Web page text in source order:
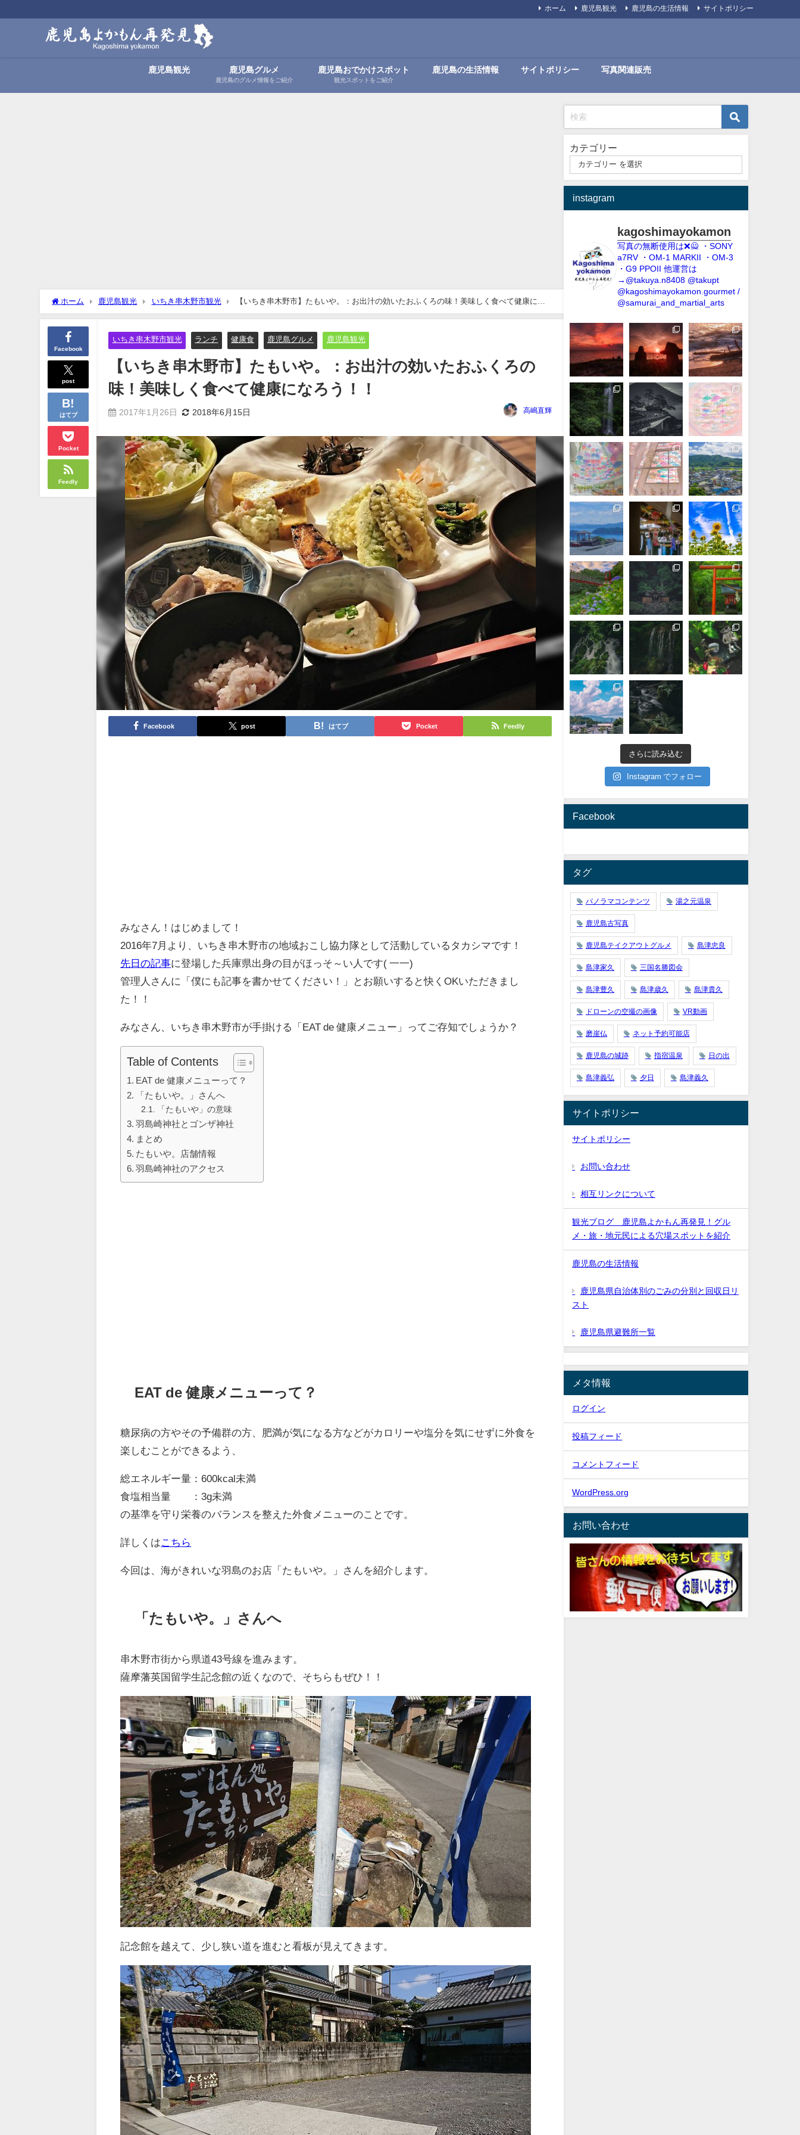
ホーム 鹿児島観光 鹿児島の生活情報 サイトポリシー
鹿児島観光 鹿児島グルメ
鹿児島のグルメ情報をご紹介
鹿児島おでかけスポット
観光スポットをご紹介
鹿児島の生活情報 サイトポリシー 写真関連販売
ホーム 鹿児島観光 いちき串木野市観光
【いちき串木野市】たもいや。：お出汁の効いたおふくろの味！美味しく食べて健康にな
ろう！！
Facebook
post
はてブ
Pocket
Feedly
いちき串木野市観光 ランチ 健康食 鹿児島グルメ 鹿児島観光
【いちき串木野市】たもいや。：お出汁の効いたおふくろの
味！美味しく食べて健康になろう！！
2017年1月26日 2018年6月15日 高嶋直輝
Facebook post はてブ Pocket Feedly
みなさん！はじめまして！
2016年7月より、いちき串木野市の地域おこし協力隊として活動しているタカシマです！
先日の記事に登場した兵庫県出身の目がほっそ～い人です( 一一)
管理人さんに「僕にも記事を書かせてください！」とお願いすると快くOKいただきまし
た！！
みなさん、いちき串木野市が手掛ける「EAT de 健康メニュー」ってご存知でしょうか？
Table of Contents
EAT de 健康メニューって？
「たもいや。」さんへ
「たもいや」の意味
羽島崎神社とゴンザ神社
まとめ
たもいや。店舗情報
羽島崎神社のアクセス
EAT de 健康メニューって？
糖尿病の方やその予備群の方、肥満が気になる方などがカロリーや塩分を気にせずに外食を
楽しむことができるよう、
総エネルギー量：600kcal未満
食塩相当量 ：3g未満
の基準を守り栄養のバランスを整えた外食メニューのことです。
詳しくは こちら
今回は、海がきれいな羽島のお店「たもいや。」さんを紹介します。
「たもいや。」さんへ
串木野市街から県道43号線を進みます。
薩摩藩英国留学生記念館の近くなので、そちらもぜひ！！
記念館を越えて、少し狭い道を進むと看板が見えてきます。
カテゴリー
instagram
kagoshimayokamon
写真の無断使用は❌️🙅・SONY
a7RV・OM-1 MARKII
・OM-3
・G9 PPOII
他運営は
→@takuya.n8408 @takupt
@kagoshimayokamon.gourmet /
@samurai_and_martial_arts
さらに読み込む
Instagram でフォロー
Facebook
タグ
パノラマコンテンツ 湯之元温泉
鹿児島古写真
鹿児島テイクアウトグルメ 島津忠良
島津家久 三国名勝図会
島津豊久 島津歳久 島津貴久
ドローンの空撮の画像 VR動画
磨崖仏 ネット予約可能店
鹿児島の城跡 指宿温泉 日の出
島津義弘 夕日 島津義久
サイトポリシー
サイトポリシー
お問い合わせ
相互リンクについて
観光ブログ 鹿児島よかもん再発見！グル
メ・旅・地元民による穴場スポットを紹介
鹿児島の生活情報
鹿児島県自治体別のごみの分別と回収日リ
スト
鹿児島県避難所一覧
メタ情報
ログイン
投稿フィード
コメントフィード
WordPress.org
お問い合わせ